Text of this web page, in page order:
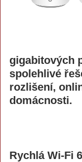
gigabitových
spolehlivé
rozlišení,
domácnosti.
Rychlá Wi-Fi